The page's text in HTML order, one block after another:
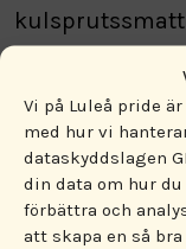
Vi på Luleå pride
med hur vi
dataskyddslagen
din data om hur
förbättra och
att skapa en så
heels.